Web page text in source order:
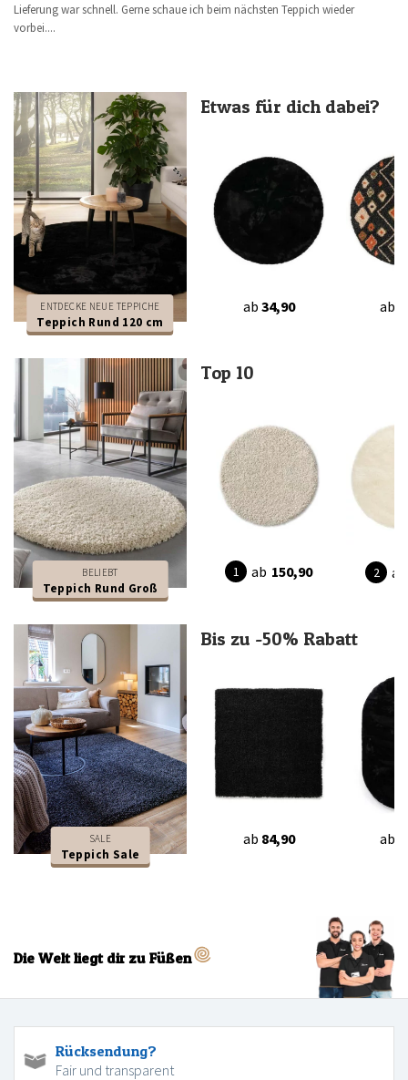
Lieferung war schnell. Gerne schaue ich beim nächsten Teppich wieder
vorbei....
ENTDECKE NEUE TEPPICHE
Teppich Rund 120 cm
Etwas für dich dabei?
ab 34,90 ab
BELIEBT
Teppich Rund Groß
Top 10
ab 150,90 ab
SALE
Teppich Sale
Bis zu -50% Rabatt
ab 84,90 ab
Die Welt liegt dir zu Füßen
Rücksendung?
Fair und transparent